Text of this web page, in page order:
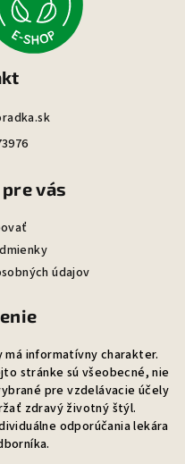
vás
údajov
má informatívny charakter.
stránke sú všeobecné, nie
pre vzdelávacie účely
zdravý životný štýl.
odporúčania lekára